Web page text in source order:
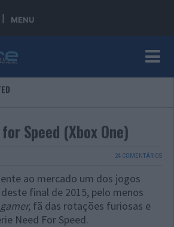
MENU
Speed (Xbox One)
24 COMENTÁRIOS
ao mercado um dos jogos
final de 2015, pelo menos
gamer, fã das rotações furiosas e
Need For Speed.